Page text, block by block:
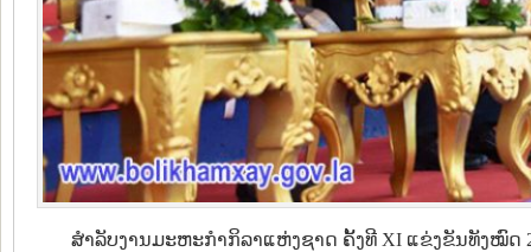
ສໍາລັບງານມະຫະກໍາກິລາແຫ່ງຊາດ ຄັ້ງທີ XI ແຂ່ງຂັນທັງໝົດ